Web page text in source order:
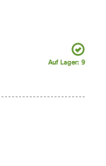
Auf Lager: 9